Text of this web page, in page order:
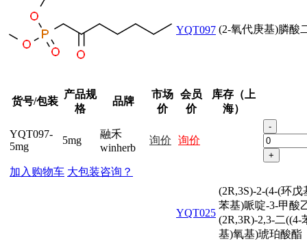
YQT097 (2-氧代庚基)膦酸
货号/包装
产品规
格
品牌
市场
价
会员
价
库存（上
海）
YQT097-
5mg
5mg
融禾
winherb
询价 询价
-
+
加入购物车 大包装咨询？
YQT025
(2R,3S)-2-(4-(环戊
苯基)哌啶-3-甲酸
(2R,3R)-2,3-二((4-
基)氧基)琥珀酸酯